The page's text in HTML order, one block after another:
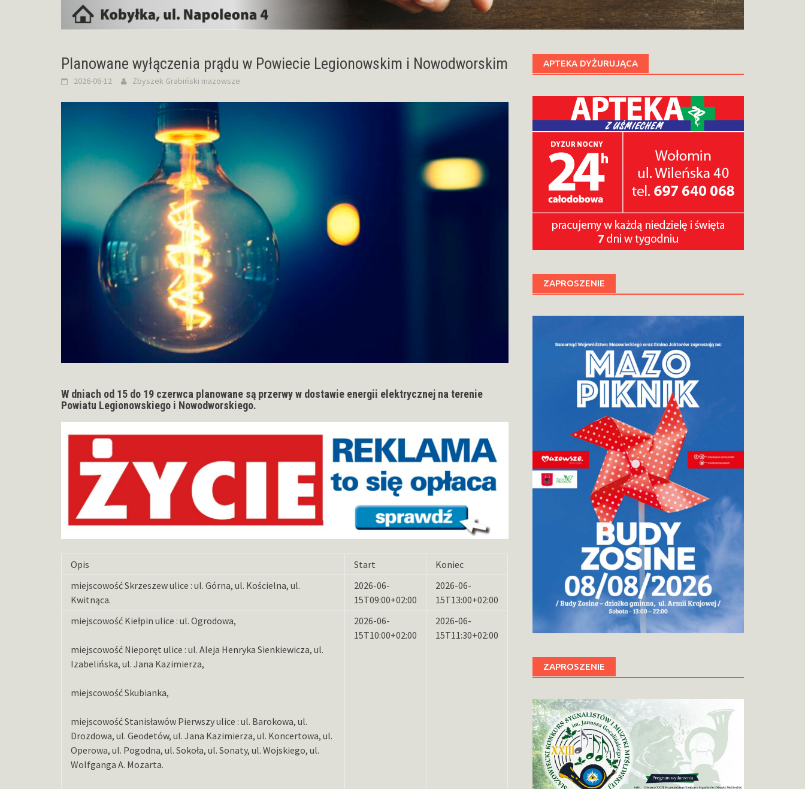
Planowane wyłączenia prądu w Powiecie Legionowskim i Nowodworskim
2026-06-12 Zbyszek Grabiński mazowsze
W dniach od 15 do 19 czerwca planowane są przerwy w dostawie energii elektrycznej na terenie
Powiatu Legionowskiego i Nowodworskiego.
Opis Start
Koniec
miejscowość Skrzeszew ulice : ul. Górna, ul. Kościelna, ul.
Kwitnąca.
2026-06-
15T09:00+02:00
2026-06-
15T13:00+02:00
miejscowość Kiełpin ulice : ul. Ogrodowa,
miejscowość Nieporęt ulice : ul. Aleja Henryka Sienkiewicza, ul.
Izabelińska, ul. Jana Kazimierza,
miejscowość Skubianka,
miejscowość Stanisławów Pierwszy ulice : ul. Barokowa, ul.
Drozdowa, ul. Geodetów, ul. Jana Kazimierza, ul. Koncertowa, ul.
Operowa, ul. Pogodna, ul. Sokoła, ul. Sonaty, ul. Wojskiego, ul.
Wolfganga A. Mozarta.
2026-06-
15T10:00+02:00
2026-06-
15T11:30+02:00
APTEKA DYŻURUJĄCA
ZAPROSZENIE
ZAPROSZENIE